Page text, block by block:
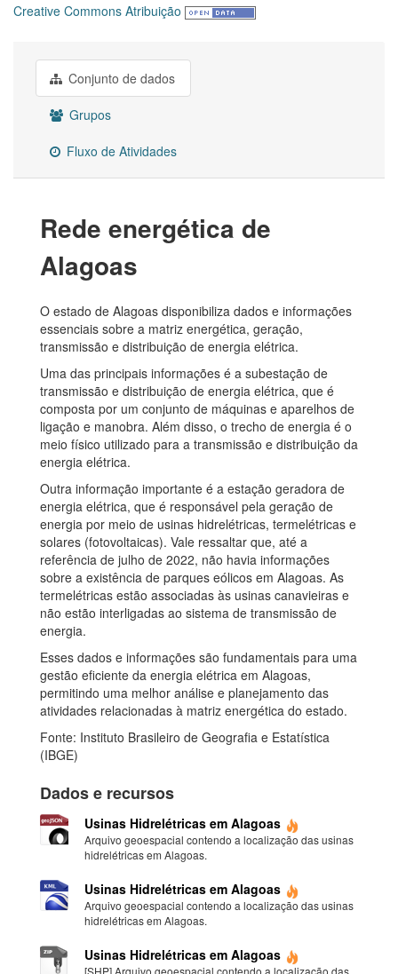
Creative Commons Atribuição
Conjunto de dados
Grupos
Fluxo de Atividades
Rede energética de
Alagoas
O estado de Alagoas disponibiliza dados e informações
essenciais sobre a matriz energética, geração,
transmissão e distribuição de energia elétrica.
Uma das principais informações é a subestação de
transmissão e distribuição de energia elétrica, que é
composta por um conjunto de máquinas e aparelhos de
ligação e manobra. Além disso, o trecho de energia é o
meio físico utilizado para a transmissão e distribuição da
energia elétrica.
Outra informação importante é a estação geradora de
energia elétrica, que é responsável pela geração de
energia por meio de usinas hidrelétricas, termelétricas e
solares (fotovoltaicas). Vale ressaltar que, até a
referência de julho de 2022, não havia informações
sobre a existência de parques eólicos em Alagoas. As
termelétricas estão associadas às usinas canavieiras e
não estão interligadas ao sistema de transmissão de
energia.
Esses dados e informações são fundamentais para uma
gestão eficiente da energia elétrica em Alagoas,
permitindo uma melhor análise e planejamento das
atividades relacionadas à matriz energética do estado.
Fonte: Instituto Brasileiro de Geografia e Estatística
(IBGE)
Dados e recursos
Usinas Hidrelétricas em Alagoas
Arquivo geoespacial contendo a localização das usinas
hidrelétricas em Alagoas.
Usinas Hidrelétricas em Alagoas
Arquivo geoespacial contendo a localização das usinas
hidrelétricas em Alagoas.
Usinas Hidrelétricas em Alagoas
[SHP] Arquivo geoespacial contendo a localização das